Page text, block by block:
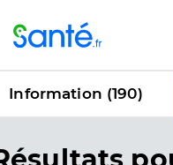
Information (190)
cookies